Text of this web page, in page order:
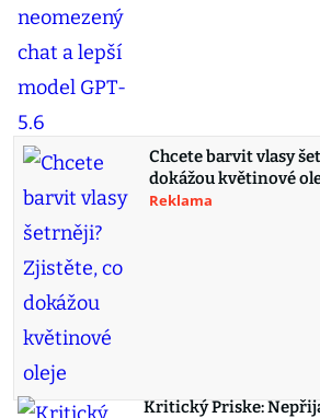
Chcete barvit vlasy
dokážou květinové
Reklama
Kritický Priske: